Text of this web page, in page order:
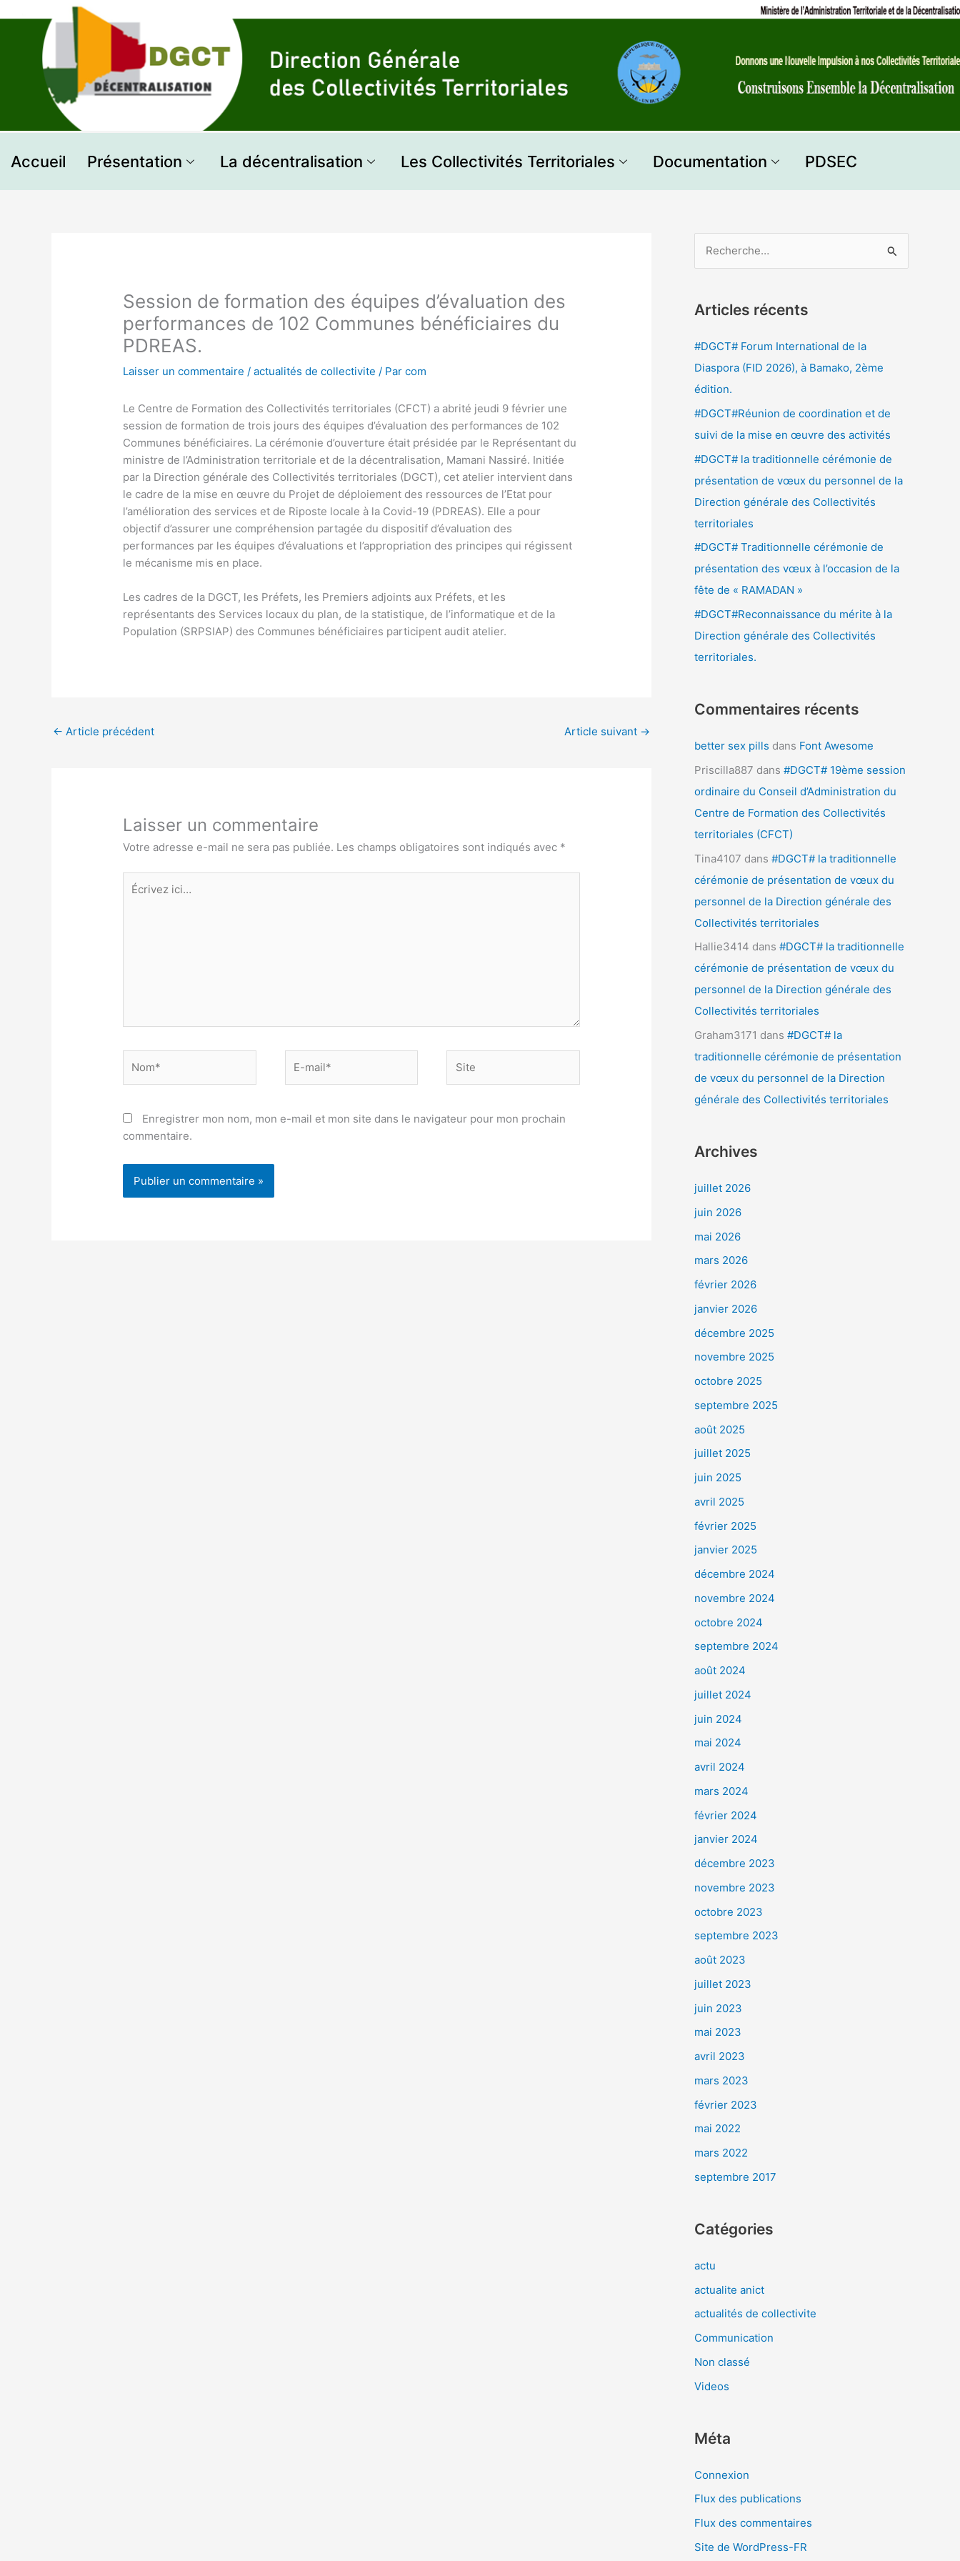
Accueil Présentation La décentralisation Les Collectivités Territoriales Documentation PDSEC
Session de formation des équipes d’évaluation des
performances de 102 Communes bénéficiaires du
PDREAS.
Laisser un commentaire /actualités de collectivite / Parcom
Le Centre de Formation des Collectivités territoriales (CFCT) a abrité jeudi 9 février une
session de formation de trois jours des équipes d’évaluation des performances de 102
Communes bénéficiaires. La cérémonie d’ouverture était présidée par le Représentant du
ministre de l’Administration territoriale et de la décentralisation, Mamani Nassiré. Initiée
par la Direction générale des Collectivités territoriales (DGCT), cet atelier intervient dans
le cadre de la mise en œuvre du Projet de déploiement des ressources de l’Etat pour
l’amélioration des services et de Riposte locale à la Covid-19 (PDREAS). Elle a pour
objectif d’assurer une compréhension partagée du dispositif d’évaluation des
performances par les équipes d’évaluations et l’appropriation des principes qui régissent
le mécanisme mis en place.
Les cadres de la DGCT, les Préfets, les Premiers adjoints aux Préfets, et les
représentants des Services locaux du plan, de la statistique, de l’informatique et de la
Population (SRPSIAP) des Communes bénéficiaires participent audit atelier.
← Article précédent Article suivant →
Laisser un commentaire
Votre adresse e-mail ne sera pas publiée. Les champs obligatoires sont indiqués avec *
Écrivez
ici…
mail*
Enregistrer mon nom, mon e-mail et mon site dans le navigateur pour mon prochain
commentaire.
h
e
r
c
:
Articles récents
#DGCT# Forum International de la
Diaspora (FID 2026), à Bamako, 2ème
édition.
#DGCT#Réunion de coordination et de
suivi de la mise en œuvre des activités
#DGCT# la traditionnelle cérémonie de
présentation de vœux du personnel de la
Direction générale des Collectivités
territoriales
#DGCT# Traditionnelle cérémonie de
présentation des vœux à l’occasion de la
fête de « RAMADAN »
#DGCT#Reconnaissance du mérite à la
Direction générale des Collectivités
territoriales.
Commentaires récents
better sex pills dans Font Awesome
Priscilla887 dans #DGCT# 19ème session
ordinaire du Conseil d’Administration du
Centre de Formation des Collectivités
territoriales (CFCT)
Tina4107 dans #DGCT# la traditionnelle
cérémonie de présentation de vœux du
personnel de la Direction générale des
Collectivités territoriales
Hallie3414 dans #DGCT# la traditionnelle
cérémonie de présentation de vœux du
personnel de la Direction générale des
Collectivités territoriales
Graham3171 dans #DGCT# la
traditionnelle cérémonie de présentation
de vœux du personnel de la Direction
générale des Collectivités territoriales
Archives
juillet 2026
juin 2026
mai 2026
mars 2026
février 2026
janvier 2026
décembre 2025
novembre 2025
octobre 2025
septembre 2025
août 2025
juillet 2025
juin 2025
avril 2025
février 2025
janvier 2025
décembre 2024
novembre 2024
octobre 2024
septembre 2024
août 2024
juillet 2024
juin 2024
mai 2024
avril 2024
mars 2024
février 2024
janvier 2024
décembre 2023
novembre 2023
octobre 2023
septembre 2023
août 2023
juillet 2023
juin 2023
mai 2023
avril 2023
mars 2023
février 2023
mai 2022
mars 2022
septembre 2017
Catégories
actu
actualite anict
actualités de collectivite
Communication
Non classé
Videos
Méta
Connexion
Flux des publications
Flux des commentaires
Site de WordPress-FR